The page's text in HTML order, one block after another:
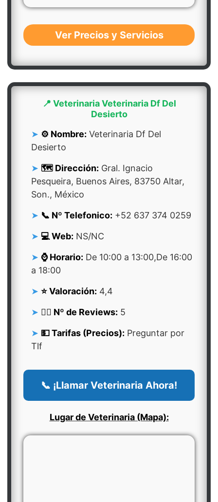
Ver Precios y Servicios
📍 Veterinaria Veterinaria Df Del
Desierto
⚙️ Nombre: Veterinaria Df Del
Desierto
🗺️ Dirección: Gral. Ignacio
Pesqueira, Buenos Aires, 83750 Altar,
Son., México
📞 Nº Telefonico: +52 637 374 0259
💻 Web: NS/NC
⌚ Horario: De 10:00 a 13:00,De 16:00
a 18:00
⭐ Valoración: 4,4
👍🏻 Nº de Reviews: 5
💵 Tarifas (Precios): Preguntar por
Tlf
📞 ¡Llamar Veterinaria Ahora!
Lugar de Veterinaria (Mapa):